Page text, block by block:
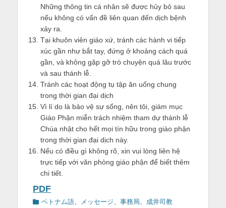
Những thông tin cá nhân sẽ được hủy bỏ sau
nếu không có vấn đề liên quan đến dịch bệnh
xảy ra.
Tại khuôn viên giáo xứ, tránh các hành vi tiếp
xúc gần như bắt tay, đứng ở khoảng cách quá
gần, và không gặp gỡ trò chuyện quá lâu trước
và sau thánh lễ.
Tránh các hoạt động tụ tập ăn uống chung
trong thời gian đại dịch
Vì lí do là bảo vệ sự sống, nên tôi, giám mục
Giáo Phận miễn trách nhiệm tham dự thánh lễ
Chúa nhật cho hết mọi tín hữu trong giáo phận
trong thời gian đại dịch này.
Nếu có điều gì không rõ, xin vui lòng liên hệ
trực tiếp với văn phòng giáo phận để biết thêm
chi tiết.
PDF
カ ベトナム語、 メッセージ、 事務局、 成井司教